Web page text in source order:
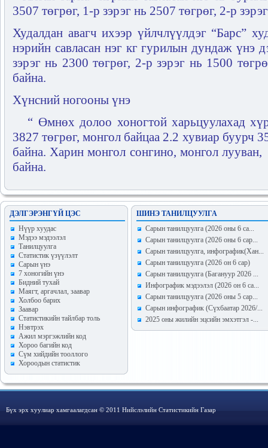
3507 төгрөг, 1-р зэрэг нь 2507 төгрөг, 2-р
Худалдан авагч ихээр үйлчлүүлдэг “Барс”
нэрийн савласан нэг кг гурилын дундаж үнэ
зэрэг нь 2300 төгрөг, 2-р зэрэг нь 1500
байна.
Хүнсний ногооны үнэ
“ Өмнөх долоо хоногтой харьцуулахад
3827 төгрөг, монгол байцаа 2.2 хувиар буурч
байна. Харин монгол сонгино, монгол
байна.
ДЭЛГЭРЭНГҮЙ ЦЭС
Hүүр хуудас
Мэдээ мэдээлэл
Танилцуулга
Статистик үзүүлэлт
Сарын үнэ
7 хоногийн үнэ
Бидний тухай
Маягт, аргачлал, заавар
Холбоо барих
Заавар
Статистикийн тайлбар толь
Нэвтрэх
Ажил мэргэжлийн код
Хороо багийн код
Сүм хийдийн тооллого
Хороодын статистик
ШИНЭ ТАНИЛЦУУЛГА
Сарын танилцуулга (2026 оны 6 са...
Сарын танилцуулга (2026 оны 6 сар...
Сарын танилцуулга, инфографик(Хан...
Сарын танилцуулга (2026 он 6 сар)
Сарын танилцуулга (Багануур 2026 ...
Инфографик мэдээлэл (2026 он 6 са...
Сарын танилцуулга (2026 оны 5 сар...
Сарын инфографик (Сүхбаатар 2026/...
2025 оны жилийн эцсийн эмхэтгэл -...
Бүх эрх хуулиар хамгаалагдсан © 2011 Нийслэлийн Статистикийн Газар